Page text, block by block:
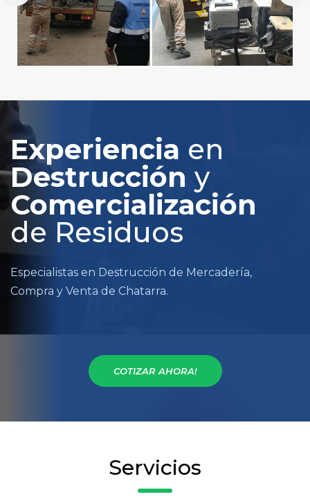
Experiencia en
Destrucción y
Comercialización
de Residuos
Especialistas en Destrucción de Mercadería,
Compra y Venta de Chatarra.
COTIZAR AHORA!
Servicios